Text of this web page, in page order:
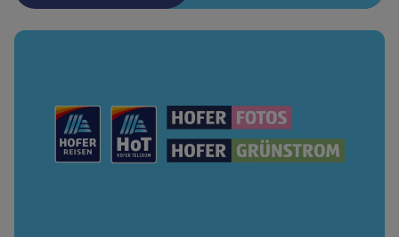
(öffnet in einem neuen Tab)